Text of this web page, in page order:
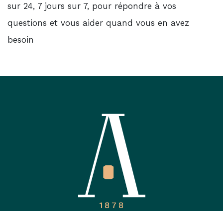
sur 24, 7 jours sur 7, pour répondre à vos
questions et vous aider quand vous en avez
besoin